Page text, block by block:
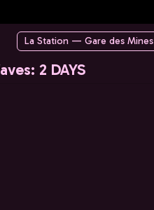
La Station — Gare des Mines
2 DAYS